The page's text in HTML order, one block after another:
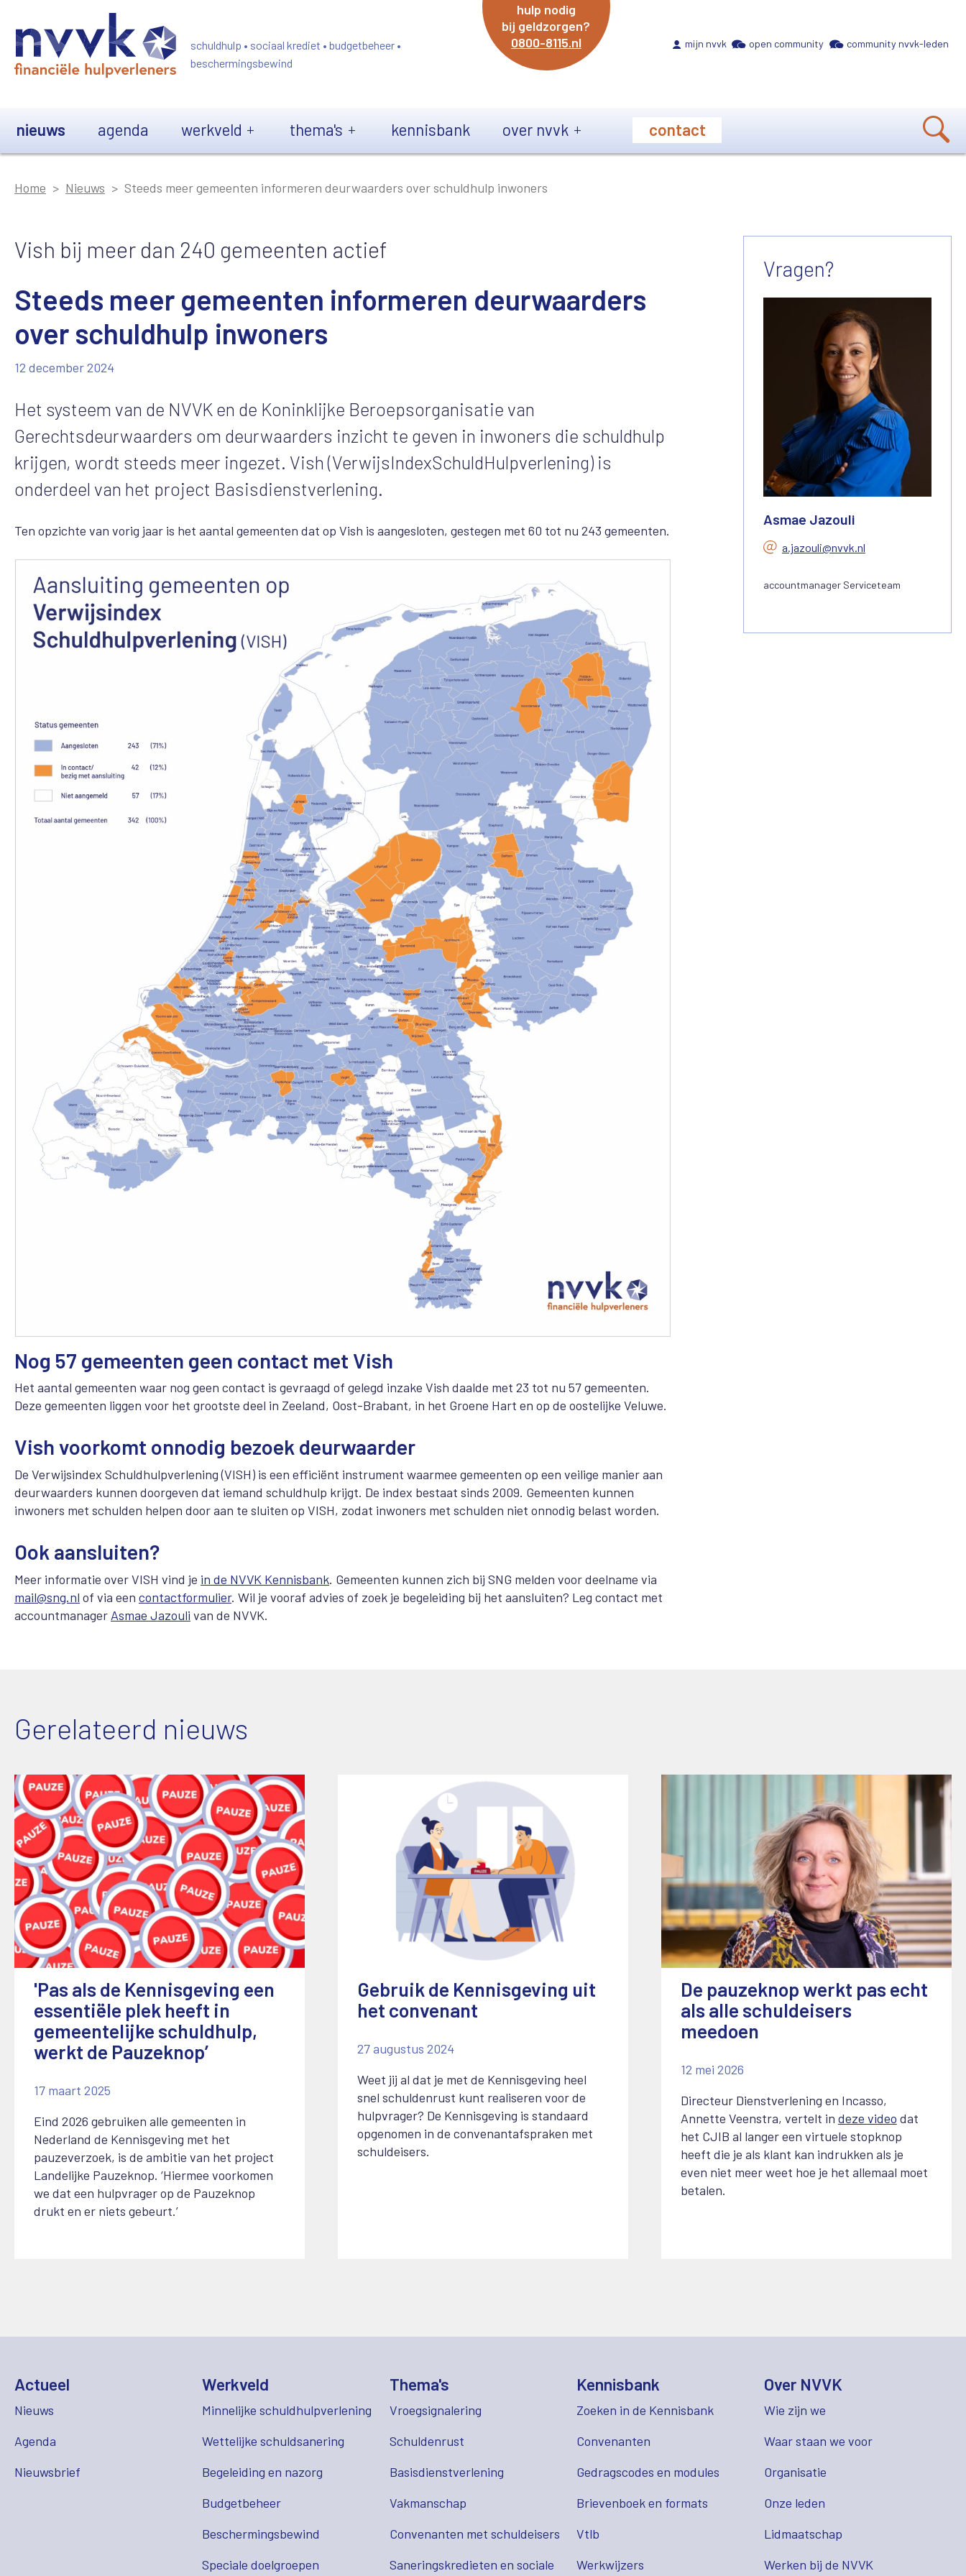
schuldhulp • sociaal krediet • budgetbeheer •
beschermingsbewind
hulp nodig
bij geldzorgen?
0800-8115.nl
mijn nvvk open community community nvvk-leden
nieuws agenda werkveld thema's kennisbank over nvvk contact
Home Nieuws Steeds meer gemeenten informeren deurwaarders over schuldhulp inwoners
Vish bij meer dan 240 gemeenten actief
Steeds meer gemeenten informeren deurwaarders
over schuldhulp inwoners
12 december 2024
Het systeem van de NVVK en de Koninklijke Beroepsorganisatie van
Gerechtsdeurwaarders om deurwaarders inzicht te geven in inwoners die schuldhulp
krijgen, wordt steeds meer ingezet. Vish (VerwijsIndexSchuldHulpverlening) is
onderdeel van het project Basisdienstverlening.
Ten opzichte van vorig jaar is het aantal gemeenten dat op Vish is aangesloten, gestegen met 60 tot nu 243 gemeenten.
Nog 57 gemeenten geen contact met Vish
Het aantal gemeenten waar nog geen contact is gevraagd of gelegd inzake Vish daalde met 23 tot nu 57 gemeenten.
Deze gemeenten liggen voor het grootste deel in Zeeland, Oost-Brabant, in het Groene Hart en op de oostelijke Veluwe.
Vish voorkomt onnodig bezoek deurwaarder
De Verwijsindex Schuldhulpverlening (VISH) is een efficiënt instrument waarmee gemeenten op een veilige manier aan
deurwaarders kunnen doorgeven dat iemand schuldhulp krijgt. De index bestaat sinds 2009. Gemeenten kunnen
inwoners met schulden helpen door aan te sluiten op VISH, zodat inwoners met schulden niet onnodig belast worden.
Ook aansluiten?
Meer informatie over VISH vind je in de NVVK Kennisbank. Gemeenten kunnen zich bij SNG melden voor deelname via
mail@sng.nl of via een contactformulier. Wil je vooraf advies of zoek je begeleiding bij het aansluiten? Leg contact met
accountmanager Asmae Jazouli van de NVVK.
Vragen?
Asmae Jazouli
a.jazouli@nvvk.nl
accountmanager Serviceteam
Gerelateerd nieuws
'Pas als de Kennisgeving een
essentiële plek heeft in
gemeentelijke schuldhulp,
werkt de Pauzeknop’
17 maart 2025
Eind 2026 gebruiken alle gemeenten in
Nederland de Kennisgeving met het
pauzeverzoek, is de ambitie van het project
Landelijke Pauzeknop. ‘Hiermee voorkomen
we dat een hulpvrager op de Pauzeknop
drukt en er niets gebeurt.’
Gebruik de Kennisgeving uit
het convenant
27 augustus 2024
Weet jij al dat je met de Kennisgeving heel
snel schuldenrust kunt realiseren voor de
hulpvrager? De Kennisgeving is standaard
opgenomen in de convenantafspraken met
schuldeisers.
De pauzeknop werkt pas echt
als alle schuldeisers
meedoen
12 mei 2026
Directeur Dienstverlening en Incasso,
Annette Veenstra, vertelt in deze video dat
het CJIB al langer een virtuele stopknop
heeft die je als klant kan indrukken als je
even niet meer weet hoe je het allemaal moet
betalen.
Actueel
Nieuws
Agenda
Nieuwsbrief
Werkveld
Minnelijke schuldhulpverlening
Wettelijke schuldsanering
Begeleiding en nazorg
Budgetbeheer
Beschermingsbewind
Speciale doelgroepen
Thema's
Vroegsignalering
Schuldenrust
Basisdienstverlening
Vakmanschap
Convenanten met schuldeisers
Saneringskredieten en sociale
Kennisbank
Zoeken in de Kennisbank
Convenanten
Gedragscodes en modules
Brievenboek en formats
Vtlb
Werkwijzers
Over NVVK
Wie zijn we
Waar staan we voor
Organisatie
Onze leden
Lidmaatschap
Werken bij de NVVK